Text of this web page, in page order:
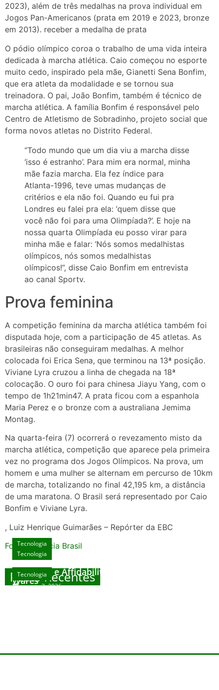
2023), além de três medalhas na prova individual em
Jogos Pan-Americanos (prata em 2019 e 2023, bronze
em 2013). receber a medalha de prata
O pódio olímpico coroa o trabalho de uma vida inteira
dedicada à marcha atlética. Caio começou no esporte
muito cedo, inspirado pela mãe, Gianetti Sena Bonfim,
que era atleta da modalidade e se tornou sua
treinadora. O pai, João Bonfim, também é técnico de
marcha atlética. A família Bonfim é responsável pelo
Centro de Atletismo de Sobradinho, projeto social que
forma novos atletas no Distrito Federal.
“Todo mundo que um dia viu a marcha disse
‘isso é estranho’. Para mim era normal, minha
mãe fazia marcha. Ela fez índice para
Atlanta-1996, teve umas mudanças de
critérios e ela não foi. Quando eu fui pra
Londres eu falei pra ela: ‘quem disse que
você não foi para uma Olimpíada?’. E hoje na
nossa quarta Olimpíada eu posso virar para
minha mãe e falar: ‘Nós somos medalhistas
olímpicos, nós somos medalhistas
olímpicos!”, disse Caio Bonfim em entrevista
ao canal Sportv.
Prova feminina
A competição feminina da marcha atlética também foi
disputada hoje, com a participação de 45 atletas. As
brasileiras não conseguiram medalhas. A melhor
colocada foi Erica Sena, que terminou na 13ª posição.
Viviane Lyra cruzou a linha de chegada na 18ª
colocação. O ouro foi para chinesa Jiayu Yang, com o
tempo de 1h21min47. A prata ficou com a espanhola
Maria Perez e o bronze com a australiana Jemima
Montag.
Na quarta-feira (7) ocorrerá o revezamento misto da
marcha atlética, competição que aparece pela primeira
vez no programa dos Jogos Olímpicos. Na prova, um
homem e uma mulher se alternam em percurso de 10km
de marcha, totalizando no final 42,195 km, a distância
de uma maratona. O Brasil será representado por Caio
Bonfim e Viviane Lyra.
, Luiz Henrique Guimarães – Repórter da EBC
Fonte: Agencia Brasil
Posts Recentes
Tecnologia
Unlock Exclusive Rewards at The Big Dog
House
agosto 3, 2026
Tecnologia
Sicurezza e Affidabilità di Mr Nulls Wicked
Wares
Tecnologia
Tecnologia